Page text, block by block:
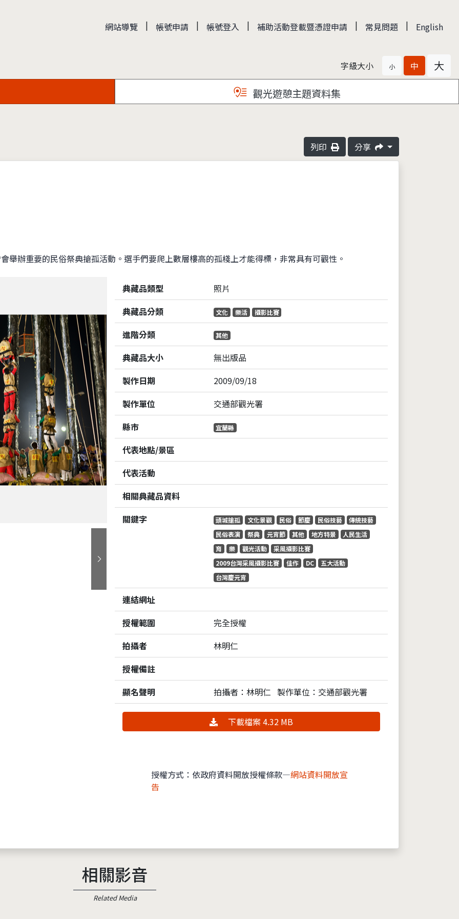
網站導覽 | 帳號申請 | 帳號登入 | 補助活動登載暨憑證申請 | 常見問題 | English
字級大小 小 中 大
觀光遊憩主題資料集
列印 分享
舉辦重要的民俗祭典搶孤活動。選手們要爬上數層樓高的孤棧上才能得標，非常具有可觀性。
下一張
典藏品類型
照片
典藏品分類
文化 樂活 攝影比賽
進階分類 其他
典藏品大小
無出版品
製作日期
2009/09/18
製作單位
交通部觀光署
縣市
宜蘭縣
代表地點/景區
代表活動
相關典藏品資料
關鍵字
頭城搶孤 文化景觀 民俗 節慶 民俗技藝
傳統技藝
民俗表演
祭典 元宵節 其他 地方特景
人民生活
育
樂 觀光活動
采風攝影比賽
2009台灣采風攝影比賽
佳作 DC
五大活動
台灣慶元宵
連結網址
授權範圍
完全授權
拍攝者
林明仁
授權備註
顯名聲明
拍攝者：林明仁 製作單位：交通部觀光署
下載檔案 4.32 MB
授權方式：依政府資料開放授權條款—網站資料開放宣
告
相關影音
Related Media